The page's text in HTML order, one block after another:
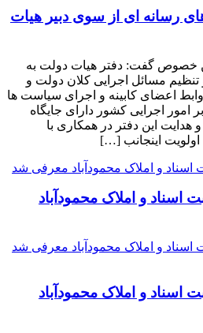
رسانه ای از سوی دبیر هیات
خصوص گفت: دفتر هیات دولت به
تنظیم مسائل اجرایی کلان دولت و
اعضای کابینه و اجرای سیاست ها
امور اجرایی کشور دارای جایگاه
این دفتر در همکاری با
اینجانب […]
اسناد و املاک محمودآباد
اسناد و املاک محمودآباد